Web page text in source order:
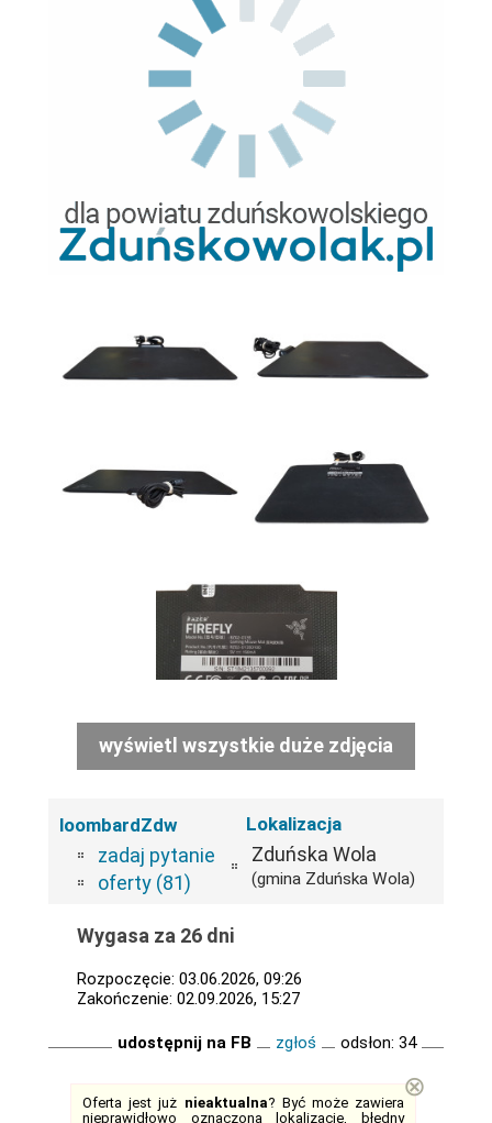
wyświetl wszystkie duże zdjęcia
loombardZdw
zadaj pytanie
oferty (81)
Lokalizacja
Zduńska Wola
(gmina Zduńska Wola)
Wygasa za 26 dni
Rozpoczęcie: 03.06.2026, 09:26
Zakończenie: 02.09.2026, 15:27
udostępnij na FB zgłoś odsłon: 34
Oferta jest już nieaktualna? Być może zawiera
nieprawidłowo oznaczoną lokalizację, błędny
⊗